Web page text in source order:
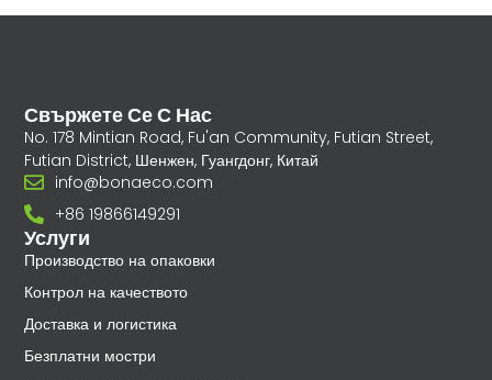
Услуги
Производство на опаковки
Контрол на качеството
Доставка и логистика
Безплатни мостри
Свържете Се С Нас
No. 178 Mintian Road, Fu'an Community, Futian Street,
Futian District, Шенжен, Гуангдонг, Китай
info@bonaeco.com
+86 19866149291